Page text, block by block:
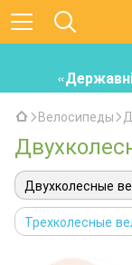
«
Велосипеды
Двухколесные
Трехколесные